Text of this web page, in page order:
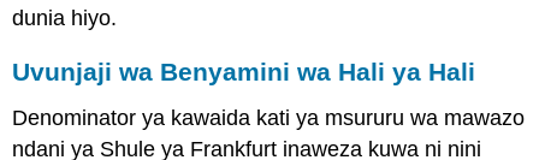
dunia hiyo.
Uvunjaji wa Benyamini wa Hali ya Hali
Denominator ya kawaida kati ya msururu wa mawazo
ndani ya Shule ya Frankfurt inaweza kuwa ni nini